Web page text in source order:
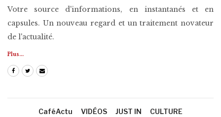
Votre source d'informations, en instantanés et en
capsules. Un nouveau regard et un traitement novateur
de l'actualité.
Plus...
CaféActu VIDÉOS JUST IN CULTURE